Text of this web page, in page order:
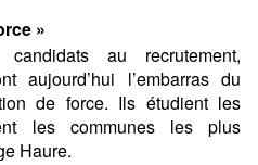
»
au recrutement,
aujourd’hui l’embarras du
de force. Ils étudient les
les communes les plus
Haure.